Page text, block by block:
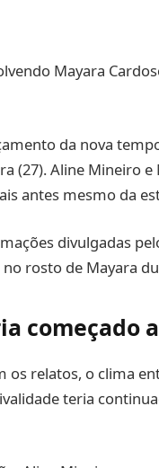
Mayara
da nova
(27). Aline Mineiro
antes mesmo da
divulgadas
rosto de Mayara
começado
os relatos, o clima
teria